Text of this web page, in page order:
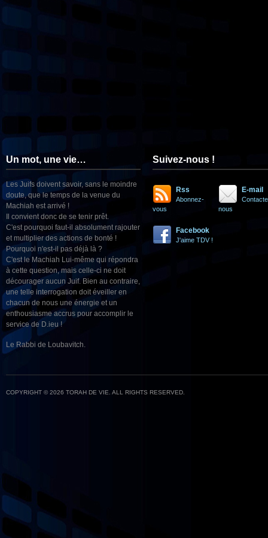
Un mot, une vie…
Les Juifs doivent savoir, sans le moindre
doute, que le temps de la venue du
Machiah est arrivé !
Il convient donc de se tenir prêt.
C'est pourquoi faut-il absolument rajouter
et multiplier des actions de bonté !
Pourquoi n'est-il pas déjà là ?
C'est le Machiah Lui-même qui répondra
à cette question, mais celle-ci ne doit
décourager aucun Juif. Bien au contraire,
une telle interrogation doit éveiller en
chacun de nous une énergie et un
enthousiasme accrus pour accomplir le
service de D.ieu !
Le Rabbi de Loubavitch.
Suivez-nous !
Rss
Abonnez-
vous
E-mail
nous
Facebook
J'aime TDV !
COPYRIGHT © 2026 TORAH DE VIE. ALL RIGHTS RESERVED.